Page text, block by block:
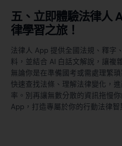
五、立即體驗法律人
律學習之旅！
法律人 App 提供全國法規、釋字
料，並結合 AI 白話文解說，讓複
無論你是在準備國考或需處理繁
快速查找法條、理解法律變化，
率。別再讓無數分散的資訊拖慢
App，打造專屬於你的行動法律智